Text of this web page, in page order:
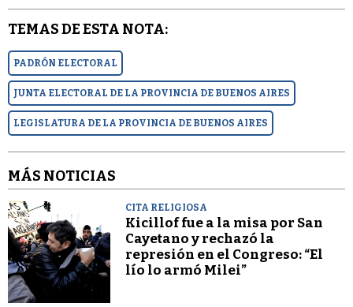
TEMAS DE ESTA NOTA:
PADRÓN ELECTORAL
JUNTA ELECTORAL DE LA PROVINCIA DE BUENOS AIRES
LEGISLATURA DE LA PROVINCIA DE BUENOS AIRES
MÁS NOTICIAS
CITA RELIGIOSA
Kicillof fue a la misa por San
Cayetano y rechazó la
represión en el Congreso: “El
lío lo armó Milei”